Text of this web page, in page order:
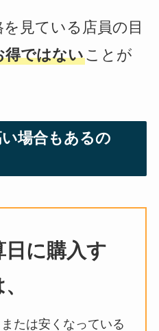
見ている店員の目
得ではないことが
場合もあるの
に購入す
たは安くなっている